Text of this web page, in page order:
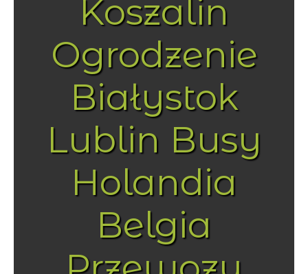
Koszalin
Ogrodzenie
Białystok
Lublin Busy
Holandia
Belgia